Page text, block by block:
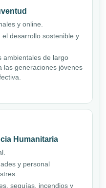
y online.
el desarrollo sostenible y
ambientales de largo
las generaciones jóvenes
Humanitaria
y personal
sequías, incendios y